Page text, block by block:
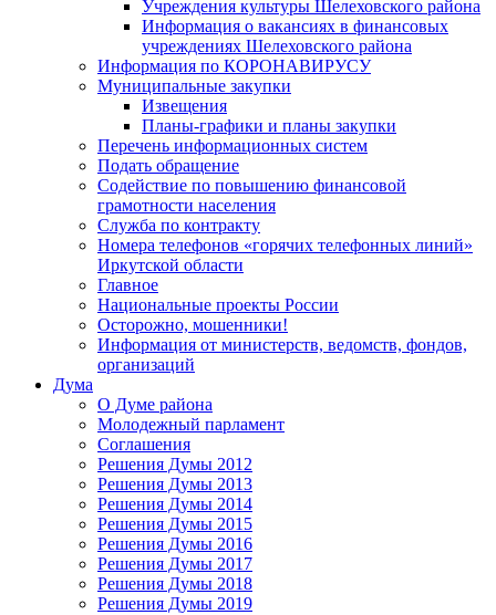
Учреждения культуры Шелеховского района
Информация о вакансиях в финансовых
учреждениях Шелеховского района
Информация по КОРОНАВИРУСУ
Муниципальные закупки
Извещения
Планы-графики и планы закупки
Перечень информационных систем
Подать обращение
Содействие по повышению финансовой
грамотности населения
Служба по контракту
Номера телефонов «горячих телефонных линий»
Иркутской области
Главное
Национальные проекты России
Осторожно, мошенники!
Информация от министерств, ведомств, фондов,
организаций
Дума
О Думе района
Молодежный парламент
Соглашения
Решения Думы 2012
Решения Думы 2013
Решения Думы 2014
Решения Думы 2015
Решения Думы 2016
Решения Думы 2017
Решения Думы 2018
Решения Думы 2019